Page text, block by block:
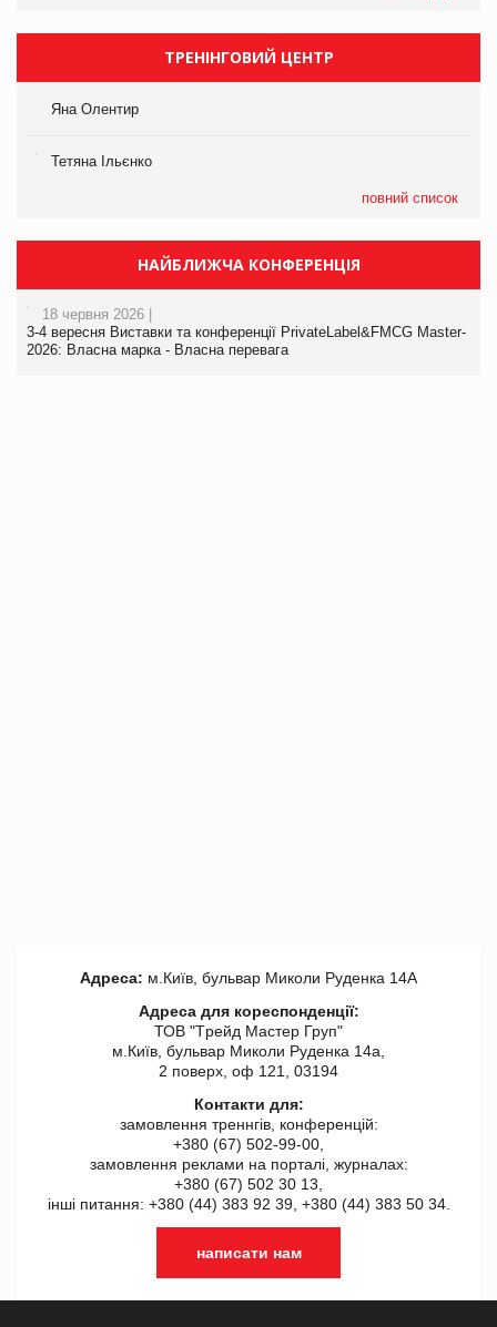
ТРЕНІНГОВИЙ ЦЕНТР
Яна Олентир
Тетяна Ільєнко
повний список
НАЙБЛИЖЧА КОНФЕРЕНЦІЯ
18 червня 2026 |
3-4 вересня Виставки та конференції PrivateLabel&FMCG Master-
2026: Власна марка - Власна перевага
Адреса: м.Київ, бульвар Миколи Руденка 14А
Адреса для кореспонденції:
ТОВ "Tрейд Мастер Груп"
м.Київ, бульвар Миколи Руденка 14а,
2 поверх, оф 121, 03194
Контакти для:
замовлення треннгів, конференцій:
+380 (67) 502-99-00,
замовлення реклами на порталі, журналах:
+380 (67) 502 30 13,
інші питання: +380 (44) 383 92 39, +380 (44) 383 50 34.
написати нам